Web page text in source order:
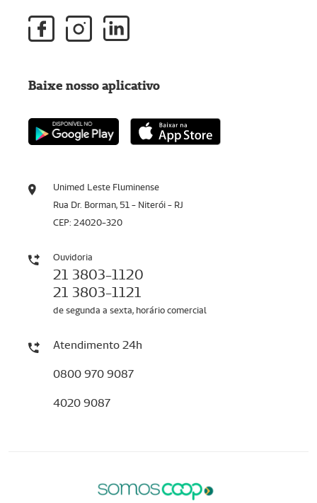
Unimed Leste Fluminense
Rua Dr. Borman, 51 - Niterói - RJ
CEP: 24020-320
Ouvidoria
21 3803-1120
21 3803-1121
de segunda a sexta, horário comercial
Atendimento 24h
0800 970 9087
4020 9087
Baixe nosso aplicativo